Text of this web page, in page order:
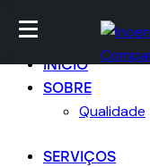
Ir para conteúdo
INICIO
SOBRE
Qualidade
SERVIÇOS